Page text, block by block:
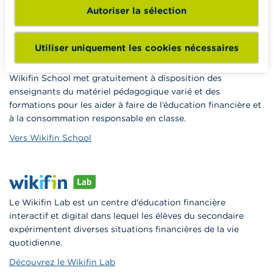
Autoriser la sélection
Utiliser uniquement les cookies nécessaires
En savoir plus sur Wikifin
Wikifin School met gratuitement à disposition des
enseignants du matériel pédagogique varié et des
formations pour les aider à faire de l’éducation financière et
à la consommation responsable en classe.
Vers Wikifin School
Le Wikifin Lab est un centre d'éducation financière
interactif et digital dans lequel les élèves du secondaire
expérimentent diverses situations financières de la vie
quotidienne.
Découvrez le Wikifin Lab